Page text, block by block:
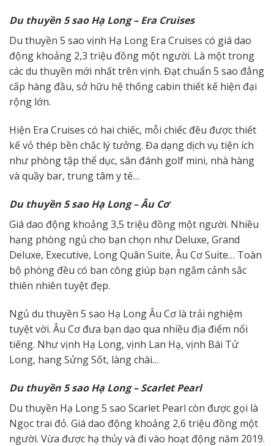
Du thuyền 5 saoHạ Long – Era Cruises
Du thuyền 5 sao vịnh Hạ Long Era Cruises có giá dao
động khoảng 2,3 triệu đồng một người. Là một trong
các du thuyền mới nhất trên vịnh. Đạt chuẩn 5 sao đẳng
cấp hàng đầu, sở hữu hệ thống cabin thiết kế hiện đại
rộng lớn.
Hiện Era Cruises có hai chiếc, mỗi chiếc đều được thiết
kế vỏ thép bền chắc lý tưởng. Đa dạng dịch vụ tiện ích
như phòng tập thể dục, sân đánh golf mini, nhà hàng
và quầy bar, trung tâm y tế…
Du thuyền 5 saoHạ Long – Âu Cơ
Giá dao động khoảng 3,5 triệu đồng một người. Nhiều
hạng phòng ngủ cho bạn chọn như Deluxe, Grand
Deluxe, Executive, Long Quân Suite, Âu Cơ Suite… Toàn
bộ phòng đều có ban công giúp bạn ngắm cảnh sắc
thiên nhiên tuyệt đẹp.
Ngủ du thuyền 5 sao Hạ Long Âu Cơ là trải nghiệm
tuyệt vời. Âu Cơ đưa bạn dạo qua nhiều địa điểm nổi
tiếng. Như vịnh Hạ Long, vịnh Lan Hạ, vịnh Bái Tử
Long, hang Sửng Sốt, làng chài…
Du thuyền 5 saoHạ Long – Scarlet Pearl
Du thuyền Hạ Long 5 sao Scarlet Pearl còn được gọi là
Ngọc trai đỏ. Giá dao động khoảng 2,6 triệu đồng một
người. Vừa được hạ thủy và đi vào hoạt động năm 2019.